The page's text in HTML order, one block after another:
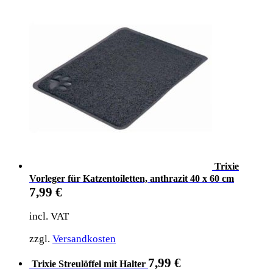
Trixie
Vorleger für Katzentoiletten, anthrazit 40 x 60 cm
7,99 €
incl. VAT
zzgl. Versandkosten
Trixie Streulöffel mit Halter 7,99 €